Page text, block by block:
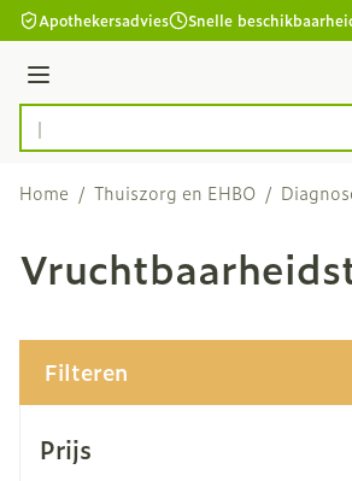
Ga naar de inhoud
Apothekersadvies Snelle
Menu
Product, merk, categorie...
Home / Thuiszorg en EHBO /
Filteren
Prijs